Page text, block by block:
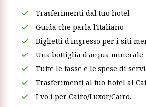
Trasferimenti dal tuo hotel
Guida che parla l'italiano
Biglietti d'ingresso per i siti
Una bottiglia d'acqua minerale
Tutte le tasse e le spese di
Trasferimenti al tuo hotel al
I voli per Cairo/Luxor/Cairo.